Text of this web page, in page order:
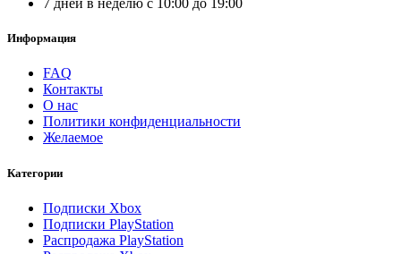
7 дней в неделю с 10:00 до 19:00
Информация
FAQ
Контакты
О нас
Политики конфиденциальности
Желаемое
Категории
Подписки Xbox
Подписки PlayStation
Распродажа PlayStation